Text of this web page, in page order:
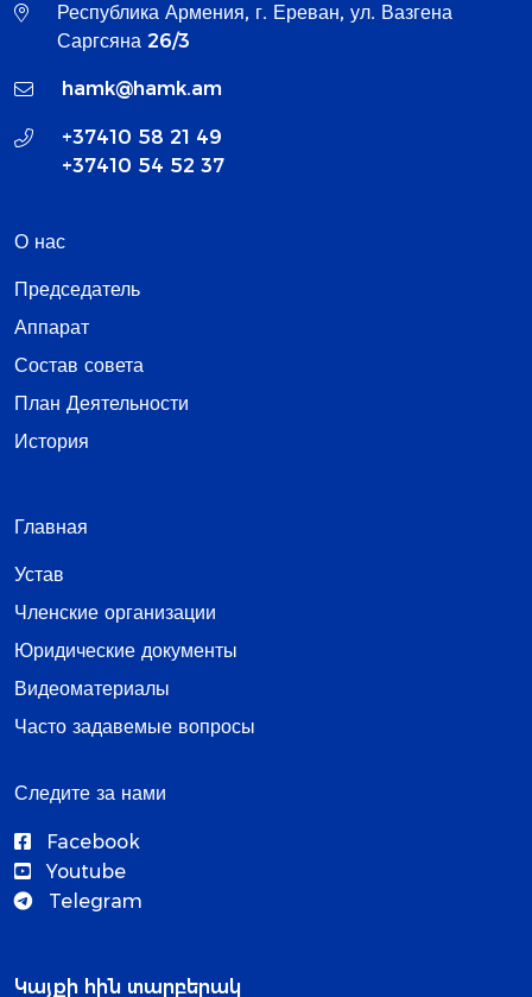
Республика Армения, г. Ереван, ул. Вазгена
Саргсяна 26/3
hamk@hamk.am
+37410 58 21 49
+37410 54 52 37
О нас
Председатель
Аппарат
Состав совета
План Деятельности
История
Главная
Устав
Членские организации
Юридические документы
Видеоматериалы
Часто задавемые вопросы
Следите за нами
Facebook
Youtube
Telegram
Կայքի հին տարբերակ